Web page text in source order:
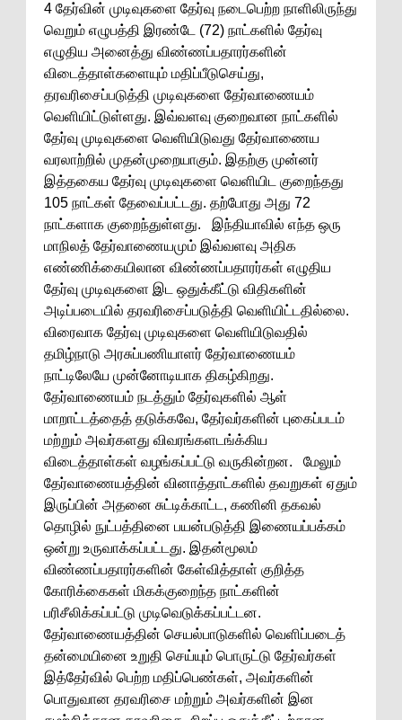
4 தேர்வின் முடிவுகளை தேர்வு நடைபெற்ற நாளிலிருந்து
வெறும் எழுபத்தி இரண்டே (72) நாட்களில் தேர்வு
எழுதிய அனைத்து விண்ணப்பதாரர்களின்
விடைத்தாள்களையும் மதிப்பீடுசெய்து,
தரவரிசைப்படுத்தி முடிவுகளை தேர்வாணையம்
வெளியிட்டுள்ளது. இவ்வளவு குறைவான நாட்களில்
தேர்வு முடிவுகளை வெளியிடுவது தேர்வாணைய
வரலாற்றில் முதன்முறையாகும். இதற்கு முன்னர்
இத்தகைய தேர்வு முடிவுகளை வெளியிட குறைந்தது
105 நாட்கள் தேவைப்பட்டது. தற்போது அது 72
நாட்களாக குறைந்துள்ளது. இந்தியாவில் எந்த ஒரு
மாநிலத் தேர்வாணையமும் இவ்வளவு அதிக
எண்ணிக்கையிலான விண்ணப்பதாரர்கள் எழுதிய
தேர்வு முடிவுகளை இட ஒதுக்கீட்டு விதிகளின்
அடிப்படையில் தரவரிசைப்படுத்தி வெளியிட்டதில்லை.
விரைவாக தேர்வு முடிவுகளை வெளியிடுவதில்
தமிழ்நாடு அரசுப்பணியாளர் தேர்வாணையம்
நாட்டிலேயே முன்னோடியாக திகழ்கிறது.
தேர்வாணையம் நடத்தும் தேர்வுகளில் ஆள்
மாறாட்டத்தைத் தடுக்கவே, தேர்வர்களின் புகைப்படம்
மற்றும் அவர்களது விவரங்களடங்க்கிய
விடைத்தாள்கள் வழங்கப்பட்டு வருகின்றன. மேலும்
தேர்வாணையத்தின் வினாத்தாட்களில் தவறுகள் ஏதும்
இருப்பின் அதனை சுட்டிக்காட்ட, கணினி தகவல்
தொழில் நுட்பத்தினை பயன்படுத்தி இணையப்பக்கம்
ஒன்று உருவாக்கப்பட்டது. இதன்மூலம்
விண்ணப்பதாரர்களின் கேள்வித்தாள் குறித்த
கோரிக்கைகள் மிகக்குறைந்த நாட்களின்
பரிசீலிக்கப்பட்டு முடிவெடுக்கப்பட்டன.
தேர்வாணையத்தின் செயல்பாடுகளில் வெளிப்படைத்
தன்மையினை உறுதி செய்யும் பொருட்டு தேர்வர்கள்
இத்தேர்வில் பெற்ற மதிப்பெண்கள், அவர்களின்
பொதுவான தரவரிசை மற்றும் அவர்களின் இன